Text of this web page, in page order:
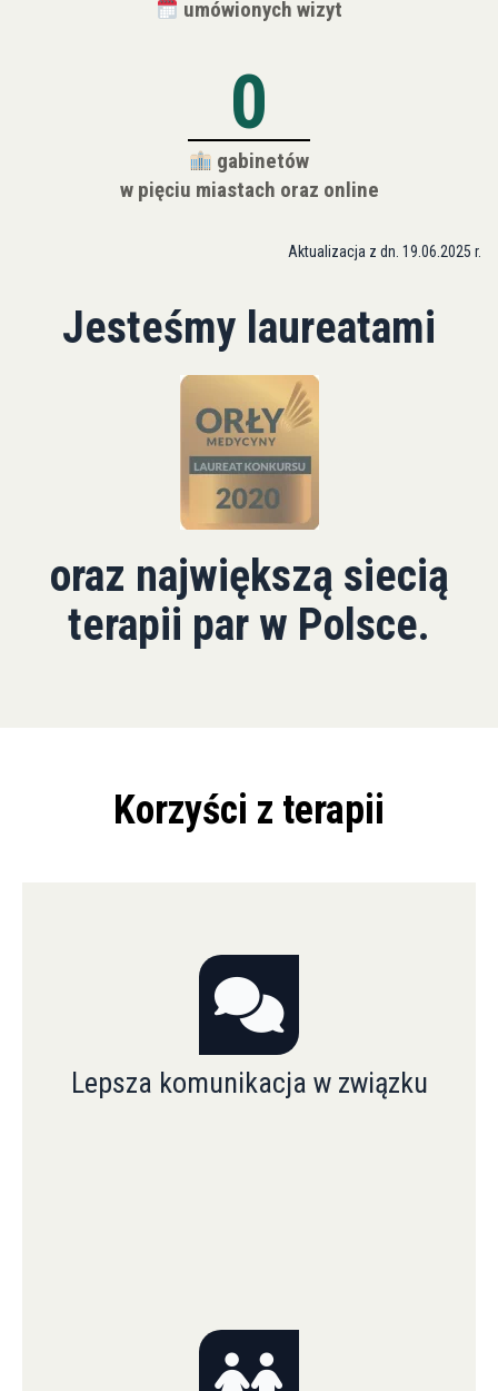
umówionych wizyt
0
gabinetów
w pięciu miastach oraz online
Aktualizacja z dn. 19.06.2025 r.
Jesteśmy laureatami
oraz największą siecią
terapii par w Polsce.
Korzyści z terapii
Lepsza komunikacja w związku